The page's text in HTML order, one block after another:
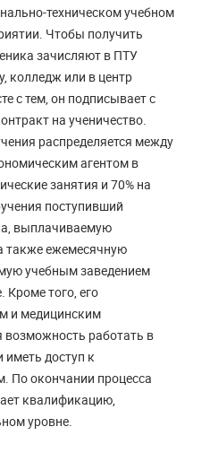
техническом учебном
Чтобы получить
зачисляют в ПТУ
колледж или в центр
с тем, он подписывает с
на ученичество.
распределяется между
агентом в
занятия и 70% на
поступивший
выплачиваемую
также ежемесячную
учебным заведением
Кроме того, его
и медицинским
возможность работать в
иметь доступ к
По окончании процесса
квалификацию,
уровне.